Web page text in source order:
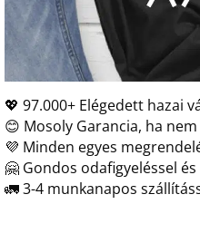
💖 97.000+ Elégedett hazai
😊 Mosoly Garancia, ha
💜 Minden egyes
🤗 Gondos odafigyeléssel
🚛 3-4 munkanapos